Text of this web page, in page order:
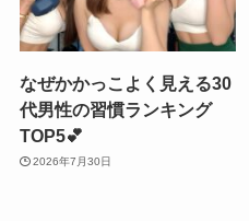
なぜかかっこよく見える30
代男性の習慣ランキング
TOP5💕
2026年7月30日